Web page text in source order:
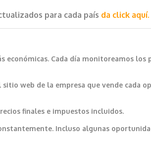
para cada país da click aquí.
Cada día monitoreamos los
web de la empresa que vende cada
finales e impuestos incluidos.
Incluso algunas